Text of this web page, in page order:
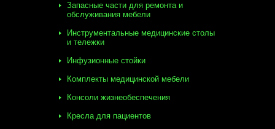
Запасные части для ремонта и
обслуживания мебели
Инструментальные медицинские столы
и тележки
Инфузионные стойки
Комплекты медицинской мебели
Консоли жизнеобеспечения
Кресла для пациентов